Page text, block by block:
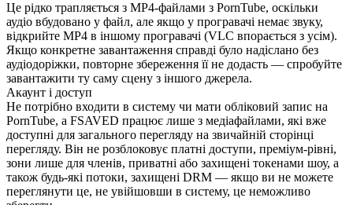
Це рідко трапляється з MP4-файлами з PornTube, оскільки
аудіо вбудовано у файл, але якщо у програвачі немає звуку,
відкрийте MP4 в іншому програвачі (VLC впорається з усім).
Якщо конкретне завантаження справді було надіслано без
аудіодоріжки, повторне збереження її не додасть — спробуйте
завантажити ту саму сцену з іншого джерела.
Акаунт і доступ
Не потрібно входити в систему чи мати обліковий запис на
PornTube, а FSAVED працює лише з медіафайлами, які вже
доступні для загального перегляду на звичайній сторінці
перегляду. Він не розблоковує платні доступи, преміум-рівні,
зони лише для членів, приватні або захищені токенами шоу, а
також будь-які потоки, захищені DRM — якщо ви не можете
переглянути це, не увійшовши в систему, це неможливо